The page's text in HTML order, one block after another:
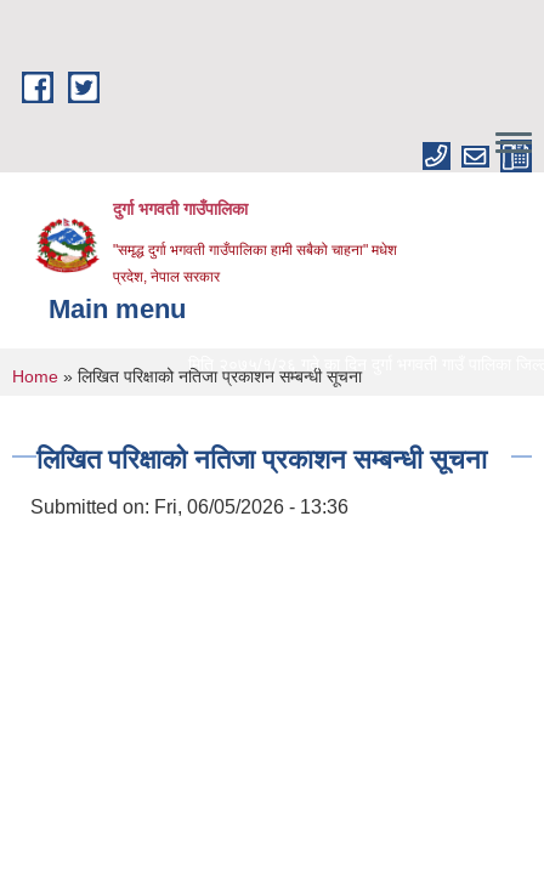
दुर्गा भगवती गाउँपालिका
"समृद्ध दुर्गा भगवती गाउँपालिका हामी सबैको चाहना" मधेश
प्रदेश, नेपाल सरकार
Main menu
मिति २०७५/१/२६ गते का दिन दुर्गा भगवती गाउँ पालिका
You are here
Home » लिखित परिक्षाको नतिजा प्रकाशन सम्बन्धी सूचना
लिखित परिक्षाको नतिजा प्रकाशन सम्बन्धी सूचना
Submitted on: Fri, 06/05/2026 - 13:36